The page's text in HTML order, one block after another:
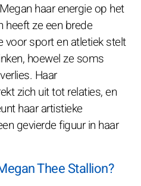
haar energie op het
heeft ze een brede
voor sport en atletiek stelt
hoewel ze soms
Haar
zich uit tot relaties, en
haar artistieke
gevierde figuur in haar
Thee Stallion?